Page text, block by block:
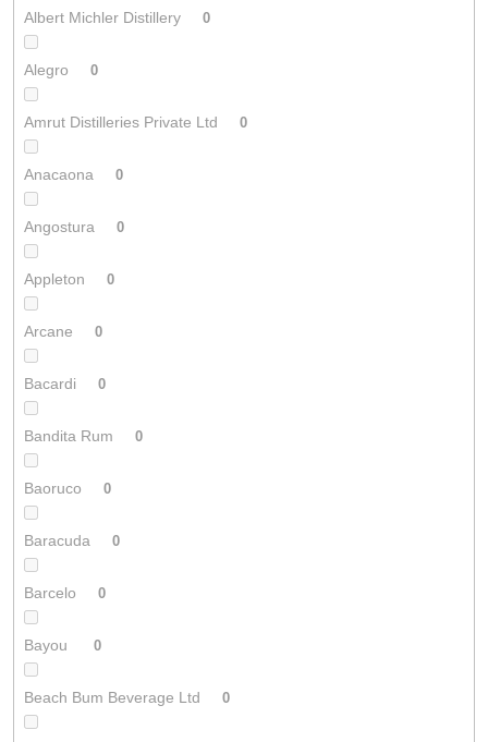
Albert Michler Distillery 0
Alegro 0
Amrut Distilleries Private Ltd 0
Anacaona 0
Angostura 0
Appleton 0
Arcane 0
Bacardi 0
Bandita Rum 0
Baoruco 0
Baracuda 0
Barcelo 0
Bayou 0
Beach Bum Beverage Ltd 0